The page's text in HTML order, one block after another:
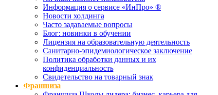
Информация о сервисе «ИнПро» ®
Новости холдинга
Часто задаваемые вопросы
Блог: новинки в обучении
Лицензия на образовательную деятельность
Санитарно-эпидемиологическое заключение
Политика обработки данных и их
конфиденциальность
Свидетельство на товарный знак
Франшиза